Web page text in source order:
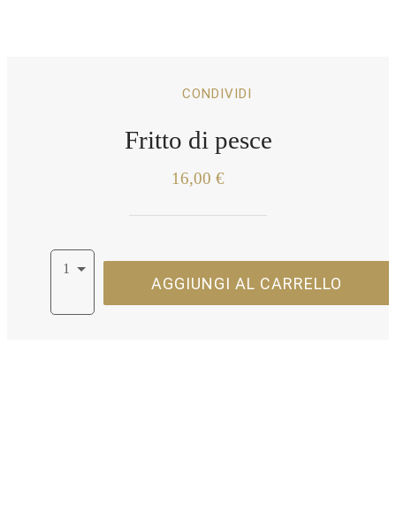
CONDIVIDI
Fritto di pesce
16,00 €
1
AGGIUNGI AL CARRELLO